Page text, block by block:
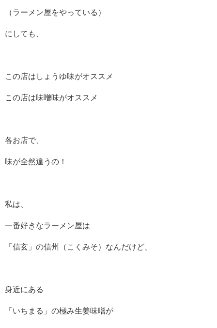
（ラーメン屋をやっている）
にしても、
この店はしょうゆ味がオススメ
この店は味噌味がオススメ
各お店で、
味が全然違うの！
私は、
一番好きなラーメン屋は
「信玄」の信州（こくみそ）なんだけど、
身近にある
「いちまる」の極み生姜味噌が